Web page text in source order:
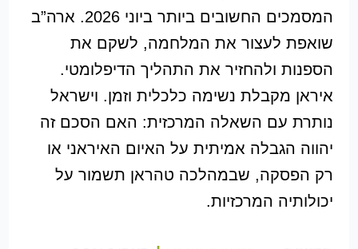
המסמכים החשובים ביותר ביוני 2026. ארה”ב
שואפת לעצור את המלחמה, לשקם את
הספנות ולהחזיר את התהליך הדיפלומטי.
איראן מקבלת נשימה כלכלית וזמן. וישראל
נותרת עם השאלה המרכזית: האם הסכם זה
יהווה הגבלה אמיתית על האיום האיראני או
רק הפסקה, שבמהלכה טהראן תשמור על
יכולותיה המרכזיות.